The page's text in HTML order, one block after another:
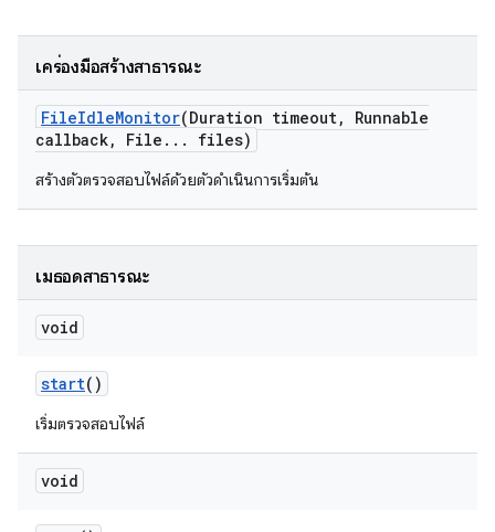
เครื่องมือสร้างสาธารณะ
FileIdleMonitor(Duration timeout,
Runnable
callback, File . . . files)
สร้างตัวตรวจสอบไฟล์ด้วยตัวดำเนินการเริ่มต้น
เมธอดสาธารณะ
void
start()
เริ่มตรวจสอบไฟล์
void